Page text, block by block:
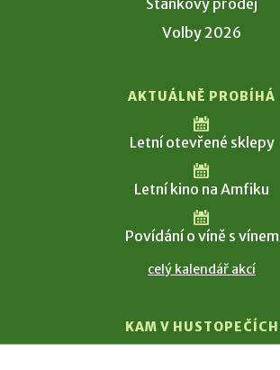
Stánkový prodej
Volby 2026
AKTUÁLNĚ PROBÍHÁ
Letní otevřené sklepy
Letní kino na Amfiku
Povídání o víně s vínem
celý kalendář akcí
KAM V HUSTOPEČÍCH